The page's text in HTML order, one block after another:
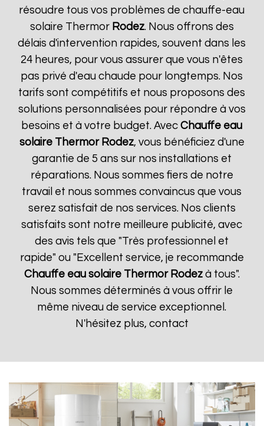
résoudre tous vos problèmes de chauffe-eau
solaire Thermor Rodez. Nous offrons des
délais d'intervention rapides, souvent dans les
24 heures, pour vous assurer que vous n'êtes
pas privé d'eau chaude pour longtemps. Nos
tarifs sont compétitifs et nous proposons des
solutions personnalisées pour répondre à vos
besoins et à votre budget. AvecChauffe eau
solaire Thermor Rodez, vous bénéficiez d'une
garantie de 5 ans sur nos installations et
réparations. Nous sommes fiers de notre
travail et nous sommes convaincus que vous
serez satisfait de nos services. Nos clients
satisfaits sont notre meilleure publicité, avec
des avis tels que "Très professionnel et
rapide" ou "Excellent service, je recommande
Chauffe eau solaire Thermor Rodezà tous".
Nous sommes déterminés à vous offrir le
même niveau de service exceptionnel.
N'hésitez plus, contact